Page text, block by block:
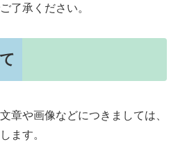
了承ください。
章や画像などにつきましては、
ます。